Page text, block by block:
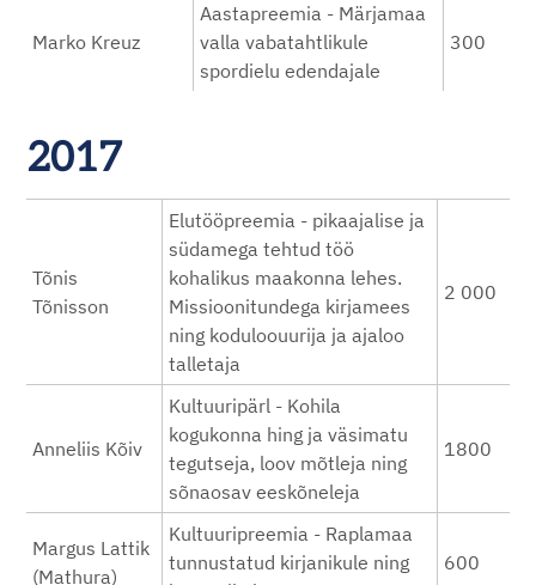
Marko Kreuz
Aastapreemia - Märjamaa
valla vabatahtlikule
spordielu edendajale
300
2017
Tõnis
Tõnisson
Elutööpreemia - pikaajalise ja
südamega tehtud töö
kohalikus maakonna lehes.
Missioonitundega kirjamees
ning koduloouurija ja ajaloo
talletaja
2 000
Anneliis Kõiv
Kultuuripärl - Kohila
kogukonna hing ja väsimatu
tegutseja, loov mõtleja ning
sõnaosav eeskõneleja
1800
Margus Lattik
(Mathura)
Kultuuripreemia - Raplamaa
tunnustatud kirjanikule ning
600